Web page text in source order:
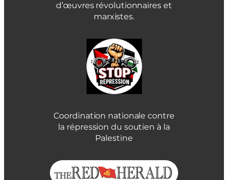
d’œuvres révolutionnaires et
marxistes.
Coordination nationale contre
la répression du soutien à la
Palestine